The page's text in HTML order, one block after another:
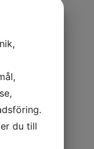
du till